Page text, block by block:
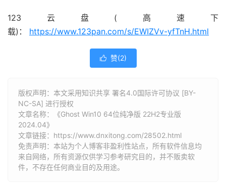
123云盘(高速下
载)： https://www.123pan.com/s/EWIZVv-yfTnH.html
 赞(2)
版权声明：本文采用知识共享 署名4.0国际许可协议 [BY-
NC-SA] 进行授权
文章名称：《Ghost Win10 64位纯净版 22H2专业版
2024.04》
文章链接： https://www.dnxitong.com/28502.html
免责声明：本站为个人博客非盈利性站点，所有软件信息均
来自网络，所有资源仅供学习参考研究目的，并不贩卖软
件，不存在任何商业目的及用途。